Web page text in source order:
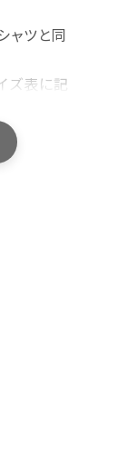
ャツと同
ズ表に記
ただけ
とはお
長くき
？